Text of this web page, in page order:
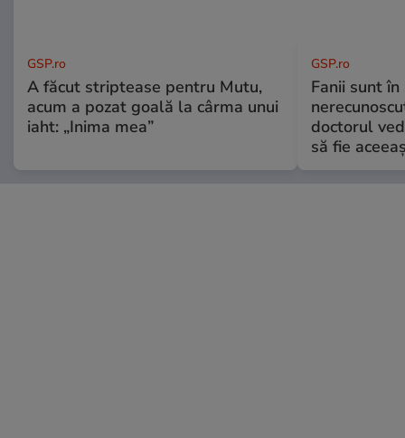
GSP.ro
A făcut striptease pentru Mutu,
acum a pozat goală la cârma unui
iaht: „Inima mea”
GSP.ro
Fanii sunt în
doctorul
să fie